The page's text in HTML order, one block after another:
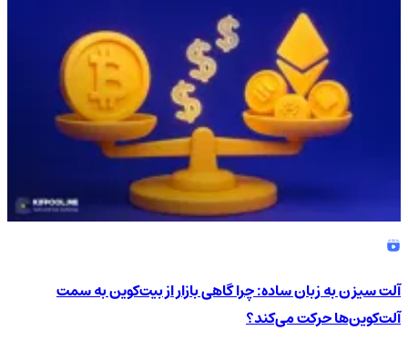
آلت سیزن به زبان ساده: چرا گاهی بازار از بیت‌کوین به سمت
آلت‌کوین‌ها حرکت می‌کند؟